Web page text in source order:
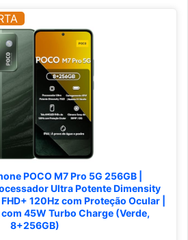
POCO M7 Pro 5G 256GB |
Ultra Potente Dimensity
120Hz com Proteção Ocular |
45W Turbo Charge (Verde,
8+256GB)